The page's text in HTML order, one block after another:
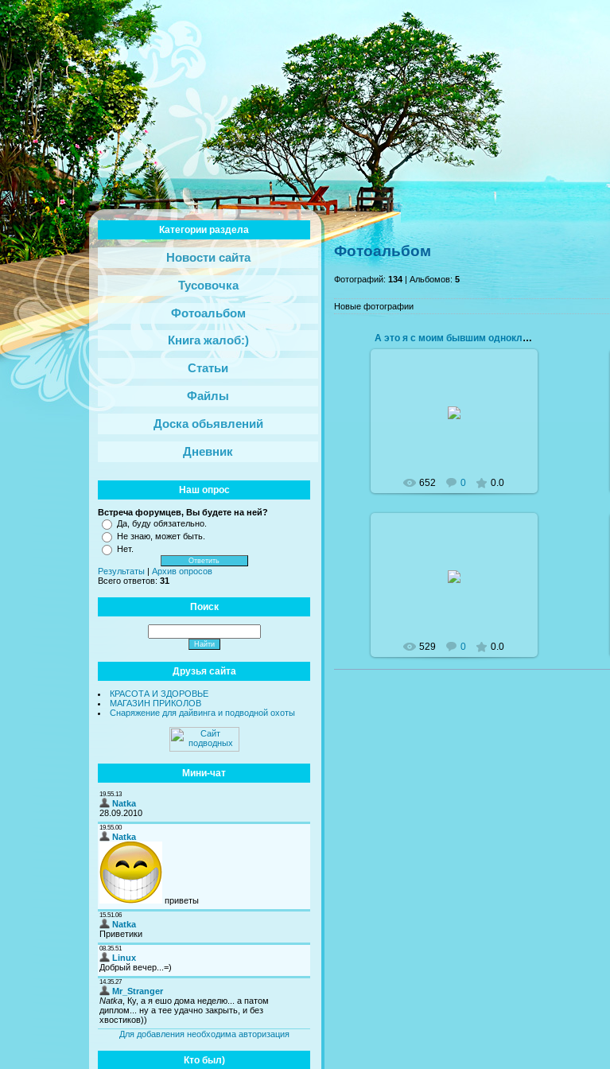
Категории раздела
Новости сайта
Тусовочка
Фотоальбом
Книга жалоб:)
Статьи
Файлы
Доска обьявлений
Дневник
Наш опрос
Встреча форумцев, Вы будете на ней?
Да, буду обязательно.
Не знаю, может быть.
Нет.
Результаты
Архив опросов
Всего ответов: 31
Поиск
Друзья сайта
КРАСОТА И ЗДОРОВЬЕ
МАГАЗИН ПРИКОЛОВ
Снаряжение для дайвинга и подводной охоты
Мини-чат
Для добавления необходима авторизация
Кто был)
Фотоальбом
Фотографий: 134 | Альбомов: 5
Новые фотографии
А это я с моим бывшим одноклассником)))
652 0 0.0
529 0 0.0